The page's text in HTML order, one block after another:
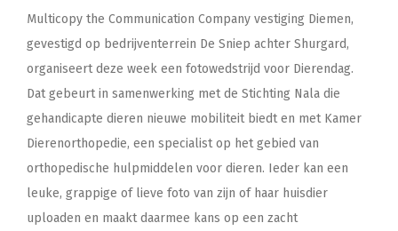
Multicopy the Communication Company vestiging Diemen,
gevestigd op bedrijventerrein De Sniep achter Shurgard,
organiseert deze week een fotowedstrijd voor Dierendag.
Dat gebeurt in samenwerking met de Stichting Nala die
gehandicapte dieren nieuwe mobiliteit biedt en met Kamer
Dierenorthopedie, een specialist op het gebied van
orthopedische hulpmiddelen voor dieren. Ieder kan een
leuke, grappige of lieve foto van zijn of haar huisdier
uploaden en maakt daarmee kans op een zacht